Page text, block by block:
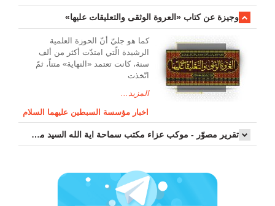
وجیزة عن کتاب «العروة الوثقی والتعلیقات علیها»
کما هو جليّ أنّ الحوزة العلمیة
الرشیدة الّتي امتدّت أكثر من ألف
سنة، كانت تعتمد «النهاية» متناً، ثمّ
اتّخذت
المزيد...
اخبار مؤسسة السبطين عليهما السلام
تقرير مصوّر - موكب عزاء مکتب سماحة اية الله السيد مرتضى الموسوي الاصفهاني في يوم إستشهاد السيدة فاطم...